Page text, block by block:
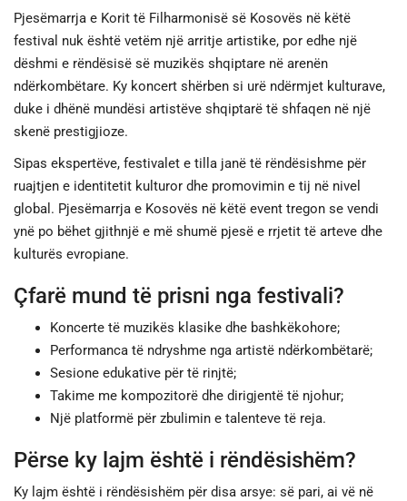
Pjesëmarrja e Korit të Filharmonisë së Kosovës në këtë
festival nuk është vetëm një arritje artistike, por edhe një
dëshmi e rëndësisë së muzikës shqiptare në arenën
ndërkombëtare. Ky koncert shërben si urë ndërmjet kulturave,
duke i dhënë mundësi artistëve shqiptarë të shfaqen në një
skenë prestigjioze.
Sipas ekspertëve, festivalet e tilla janë të rëndësishme për
ruajtjen e identitetit kulturor dhe promovimin e tij në nivel
global. Pjesëmarrja e Kosovës në këtë event tregon se vendi
ynë po bëhet gjithnjë e më shumë pjesë e rrjetit të arteve dhe
kulturës evropiane.
Çfarë mund të prisni nga festivali?
Koncerte të muzikës klasike dhe bashkëkohore;
Performanca të ndryshme nga artistë ndërkombëtarë;
Sesione edukative për të rinjtë;
Takime me kompozitorë dhe dirigjentë të njohur;
Një platformë për zbulimin e talenteve të reja.
Përse ky lajm është i rëndësishëm?
Ky lajm është i rëndësishëm për disa arsye: së pari, ai vë në